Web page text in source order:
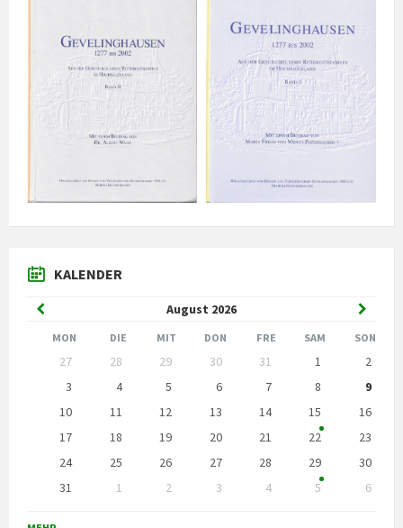
KALENDER
August 2026
Vorheriger
Monat
Monat
MON DIE MIT DON FRE SAM SON
Kalendertage
überspringen
27 28 29 30 31 1
2
3
4 5 6 7 8
9
10
11 12 13 14 15
16
17
18 19 20 21 22
23
24
25 26 27 28 29
30
31
1 2 3 4 5
6
zu